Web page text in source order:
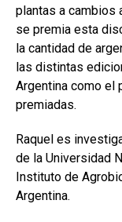
plantas a cambios
se premia esta
la cantidad de
las distintas
Argentina como el
premiadas.
Raquel es
de la Universidad
Instituto de
Argentina.